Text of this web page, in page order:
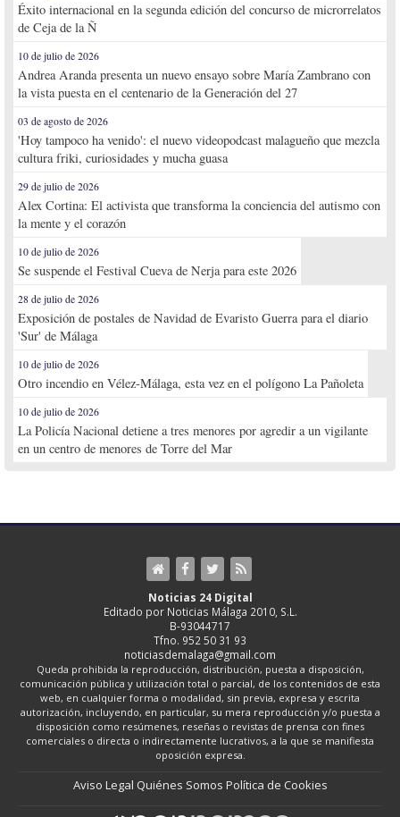
Éxito internacional en la segunda edición del concurso de microrrelatos
de Ceja de la Ñ
10 de julio de 2026
Andrea Aranda presenta un nuevo ensayo sobre María Zambrano con
la vista puesta en el centenario de la Generación del 27
03 de agosto de 2026
'Hoy tampoco ha venido': el nuevo videopodcast malagueño que mezcla
cultura friki, curiosidades y mucha guasa
29 de julio de 2026
Alex Cortina: El activista que transforma la conciencia del autismo con
la mente y el corazón
10 de julio de 2026
Se suspende el Festival Cueva de Nerja para este 2026
28 de julio de 2026
Exposición de postales de Navidad de Evaristo Guerra para el diario
'Sur' de Málaga
10 de julio de 2026
Otro incendio en Vélez-Málaga, esta vez en el polígono La Pañoleta
10 de julio de 2026
La Policía Nacional detiene a tres menores por agredir a un vigilante
en un centro de menores de Torre del Mar
Noticias 24 Digital
Editado por Noticias Málaga 2010, S.L.
B-93044717
Tfno. 952 50 31 93
noticiasdemalaga@gmail.com
Queda prohibida la reproducción, distribución, puesta a disposición,
comunicación pública y utilización total o parcial, de los contenidos de esta
web, en cualquier forma o modalidad, sin previa, expresa y escrita
autorización, incluyendo, en particular, su mera reproducción y/o puesta a
disposición como resúmenes, reseñas o revistas de prensa con fines
comerciales o directa o indirectamente lucrativos, a la que se manifiesta
oposición expresa.
Aviso Legal Quiénes Somos Política de Cookies